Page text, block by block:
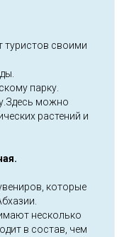
туристов своими
парку.
можно
растений и
которые
несколько
в состав, чем